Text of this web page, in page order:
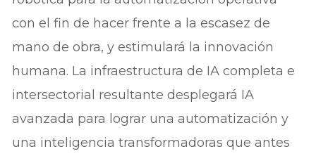
con el fin de hacer frente a la escasez de
mano de obra, y estimulará la innovación
humana. La infraestructura de IA completa e
intersectorial resultante desplegará IA
avanzada para lograr una automatización y
una inteligencia transformadoras que antes